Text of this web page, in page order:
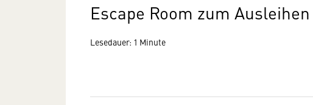
Escape Room zum
Lesedauer: 1 Minute